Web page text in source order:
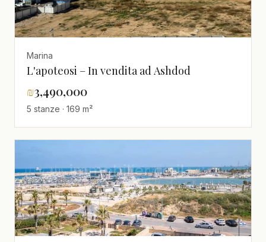
Marina
L'apoteosi – In vendita ad Ashdod
₪3,490,000
5 stanze · 169 m²